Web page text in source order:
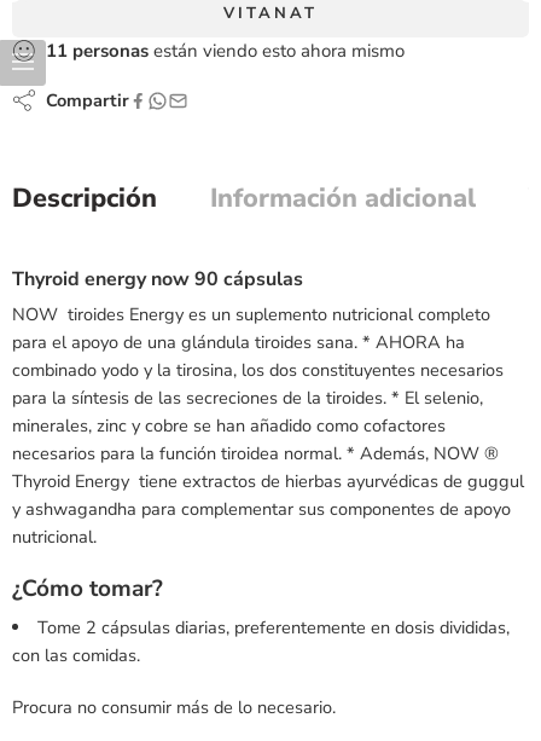
VITANAT
11 personas están viendo esto ahora mismo
Compartir
Descripción Información adicional
Thyroid energy now 90 cápsulas
NOW tiroides Energy es un suplemento nutricional completo
para el apoyo de una glándula tiroides sana. * AHORA ha
combinado yodo y la tirosina, los dos constituyentes necesarios
para la síntesis de las secreciones de la tiroides. * El selenio,
minerales, zinc y cobre se han añadido como cofactores
necesarios para la función tiroidea normal. * Además, NOW ®
Thyroid Energy  tiene extractos de hierbas ayurvédicas de guggul
y ashwagandha para complementar sus componentes de apoyo
nutricional.
¿Cómo tomar?
Tome 2 cápsulas diarias, preferentemente en dosis divididas,
con las comidas.
Procura no consumir más de lo necesario.